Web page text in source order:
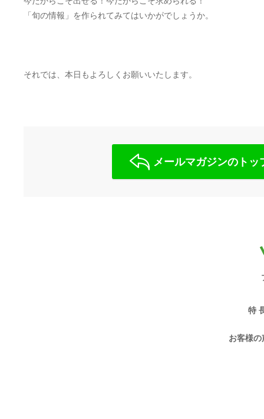
「旬の情報」を作られてみてはいかがでしょうか。
それでは、本日もよろしくお願いいたします。
メールマガジンのトッ
特
お客様の